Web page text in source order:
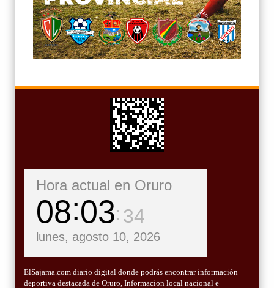
Hora actual en Oruro
08 03 36
lunes, agosto 10, 2026
ElSajama.com diario digital donde podrás encontrar información
deportiva destacada de Oruro, Informacion local nacional e